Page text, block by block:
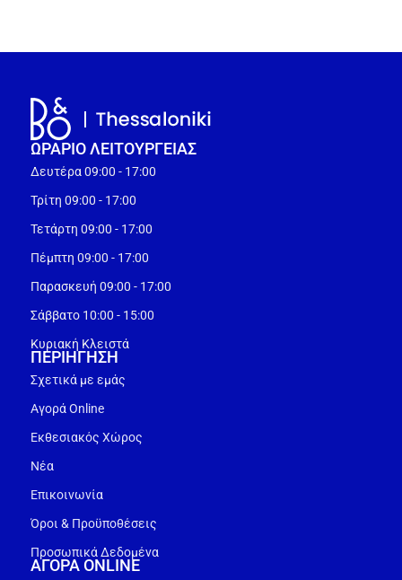
ΩΡΑΡΙΟ ΛΕΙΤΟΥΡΓEΙΑΣ
Δευτέρα 09:00 - 17:00
Τρίτη 09:00 - 17:00
Τετάρτη 09:00 - 17:00
Πέμπτη 09:00 - 17:00
Παρασκευή 09:00 - 17:00
Σάββατο 10:00 - 15:00
Κυριακή Κλειστά
ΠΕΡΙΗΓΗΣΗ
Σχετικά με εμάς
Αγορά Online
Εκθεσιακός Χώρος
Νέα
Επικοινωνία
Όροι & Προϋποθέσεις
Προσωπικά Δεδομένα
ΑΓΟΡΑ ONLINE